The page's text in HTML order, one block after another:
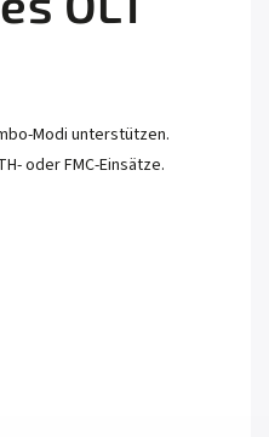
Modi unterstützen.
oder FMC-Einsätze.